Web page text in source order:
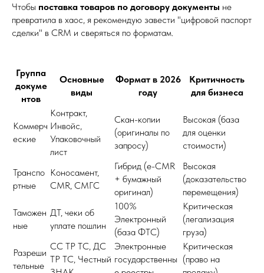
Чтобы поставка товаров по договору документы не
превратила в хаос, я рекомендую завести "цифровой паспорт
сделки" в CRM и сверяться по форматам.
Группа
докуме
нтов
Основные
виды
Формат в 2026
году
Критичность
для бизнеса
Коммерч
еские
Контракт,
Инвойс,
Упаковочный
лист
Скан-копии
(оригиналы по
запросу)
Высокая (база
для оценки
стоимости)
Транспо
ртные
Коносамент,
CMR, СМГС
Гибрид (e-CMR
+ бумажный
оригинал)
Высокая
(доказательство
перемещения)
Таможен
ные
ДТ, чеки об
уплате пошлин
100%
Электронный
(база ФТС)
Критическая
(легализация
груза)
Разреши
тельные
СС ТР ТС, ДС
ТР ТС, Честный
Электронные
государственны
Критическая
(право на